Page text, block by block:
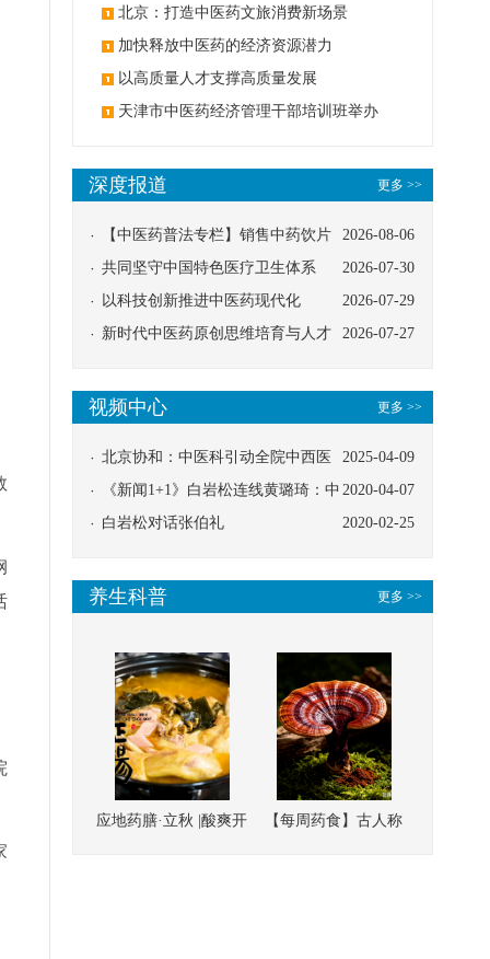
北京：打造中医药文旅消费新场景
加快释放中医药的经济资源潜力
以高质量人才支撑高质量发展
天津市中医药经济管理干部培训班举办
更多 >>
深度报道
2026-08-06
【中医药普法专栏】销售中药饮片
应告知煎服方法及注意事项
2026-07-30
共同坚守中国特色医疗卫生体系
2026-07-29
以科技创新推进中医药现代化
2026-07-27
新时代中医药原创思维培育与人才
更多 >>
视频中心
2025-04-09
北京协和：中医科引动全院中西医
协同
2020-04-07
《新闻1+1》白岩松连线黄璐琦：中
医救治的临床效果
2020-02-25
白岩松对话张伯礼
更多 >>
养生科普
应地药膳·立秋 |酸爽开
【每周药食】古人称